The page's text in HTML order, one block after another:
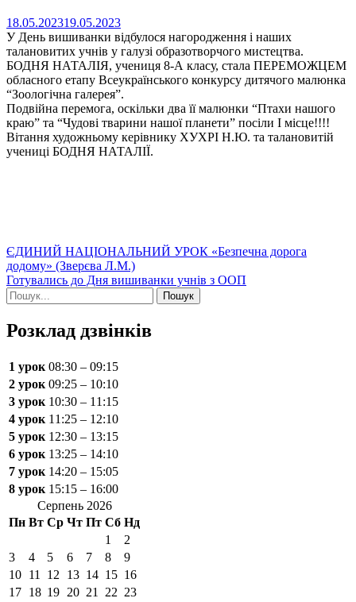
18.05.202319.05.2023
У День вишиванки відбулося нагородження і наших
талановитих учнів у галузі образотворчого мистецтва.
БОДНЯ НАТАЛІЯ, учениця 8-А класу, стала ПЕРЕМОЖЦЕМ
обласного етапу Всеукраїнського конкурсу дитячого малюнка
“Зоологічна галерея”.
Подвійна перемога, оскільки два її малюнки “Птахи нашого
краю” та “Чудові тварини нашої планети” посіли І місце!!!!
Вітання художньому керівнику ХУХРІ Н.Ю. та талановитій
учениці БОДНЯ НАТАЛІЇ.
Навігація
записів
ЄДИНИЙ НАЦІОНАЛЬНИЙ УРОК «Безпечна дорога
додому» (Зверєва Л.М.)
Готувались до Дня вишиванки учнів з ООП
Шукати:
Розклад дзвінків
1 урок 08:30 – 09:15
2 урок 09:25 – 10:10
3 урок 10:30 – 11:15
4 урок 11:25 – 12:10
5 урок 12:30 – 13:15
6 урок 13:25 – 14:10
7 урок 14:20 – 15:05
8 урок 15:15 – 16:00
Серпень 2026
Пн Вт Ср Чт Пт Сб Нд
1
2
3
4 5 6 7 8
9
10 11 12 13 14 15 16
17 18 19 20 21 22 23